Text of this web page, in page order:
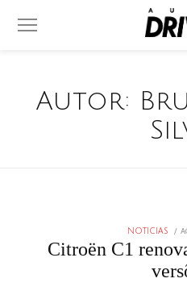
Autor:
NOTICIAS
Citroën C1